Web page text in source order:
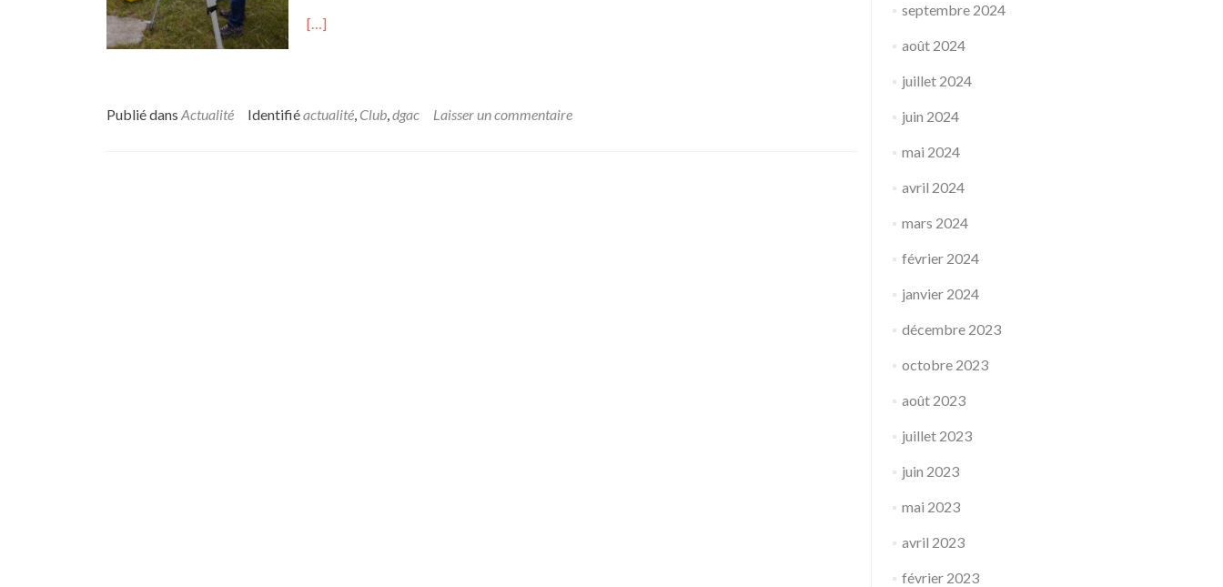
[…]
Publié dans Actualité Identifiéactualité, Club,dgac Laisser un commentaire
septembre 2024
août 2024
juillet 2024
juin 2024
mai 2024
avril 2024
mars 2024
février 2024
janvier 2024
décembre 2023
octobre 2023
août 2023
juillet 2023
juin 2023
mai 2023
avril 2023
février 2023